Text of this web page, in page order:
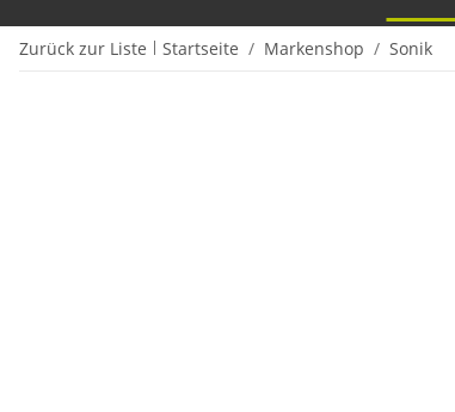
Zurück zur Liste Startseite Markenshop Sonik